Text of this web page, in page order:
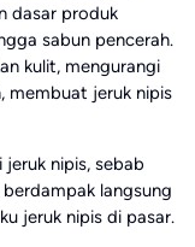
dasar produk
sabun pencerah.
kulit, mengurangi
membuat jeruk nipis
nipis, sebab
langsung
jeruk nipis di pasar.